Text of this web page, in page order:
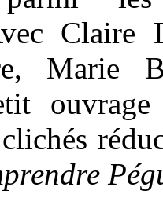
Claire
Marie